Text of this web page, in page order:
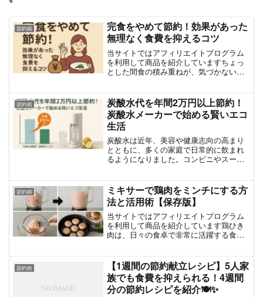
節約術
完食をやめて節約！効果があった
無理なく食費を抑えるコツ
当サイトではアフィリエイトプログラム
を利用して商品を紹介していますちょっ
とした間食の積み重ねが、気づかないう
「カフェでの軽食が習慣になっている」
など、間食をやめるだけで節...
節約術
炭酸水代を年間2万円以上節約！
炭酸水メーカーで始める賢いエコ
生活
炭酸水は近年、美容や健康志向の高まり
とともに、多くの家庭で日常的に飲まれ
るようになりました。コンビニやスーパ
に常備しているという人も少なくありま
せん。しかし、日...
節約術
ミキサーで鶏肉をミンチにする方
法と活用術【保存版】
当サイトではアフィリエイトプログラム
を利用して商品を紹介しています鶏ひき
肉は、日々の食卓で非常に活躍する食材
に使えるため、多くの家庭で常備されて
いる方も多いでしょう。と...
節約術
【1週間の節約献立レシピ】5人家
族でも食費を抑えられる！4週間
分の節約レシピを紹介🍽✨